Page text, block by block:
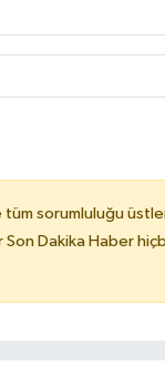
sorumluluğu
Dakika Haber